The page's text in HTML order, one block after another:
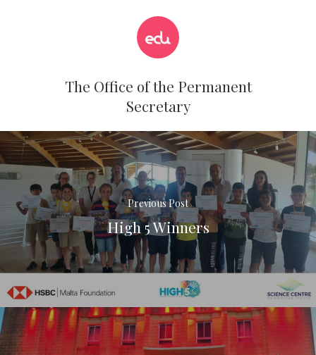
The Office of the Permanent
Secretary
Previous Post
High 5 Winners